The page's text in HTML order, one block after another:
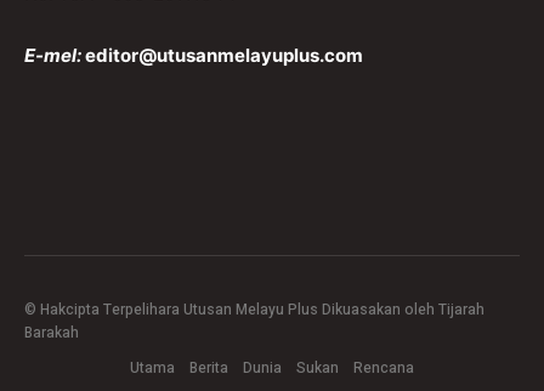
E-mel:editor@utusanmelayuplus.com
© Hakcipta Terpelihara Utusan Melayu Plus Dikuasakan oleh Tijarah
Barakah
Utama
Berita Dunia Sukan Rencana